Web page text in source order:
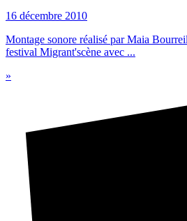
16 décembre 2010
Montage sonore réalisé par Maia
festival Migrant'scène avec ...
»